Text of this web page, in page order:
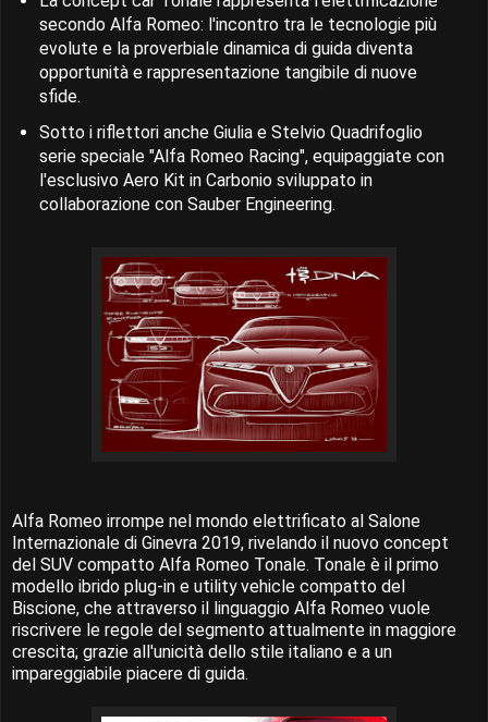
secondo Alfa Romeo: l'incontro tra le tecnologie più
evolute e la proverbiale dinamica di guida diventa
opportunità e rappresentazione tangibile di nuove
sfide.
Sotto i riflettori anche Giulia e Stelvio Quadrifoglio
serie speciale "Alfa Romeo Racing", equipaggiate con
l'esclusivo Aero Kit in Carbonio sviluppato in
collaborazione con Sauber Engineering.
Alfa Romeo irrompe nel mondo elettrificato al Salone
Internazionale di Ginevra 2019, rivelando il nuovo concept
del SUV compatto Alfa Romeo Tonale. Tonale è il primo
modello ibrido plug-in e utility vehicle compatto del
Biscione, che attraverso il linguaggio Alfa Romeo vuole
riscrivere le regole del segmento attualmente in maggiore
crescita; grazie all'unicità dello stile italiano e a un
impareggiabile piacere di guida.